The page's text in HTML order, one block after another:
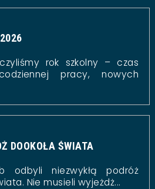
rok szkolny – czas
pracy, nowych
DOOKOŁA ŚWIATA
odbyli niezwykłą podróż
Nie musieli wyjeżdż...